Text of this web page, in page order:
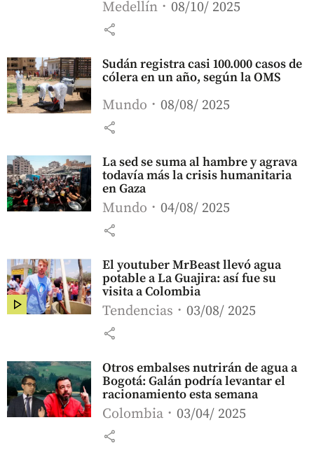
Medellín 08/10/ 2025
share
Sudán registra casi 100.000 casos de
cólera en un año, según la OMS
Mundo 08/08/ 2025
share
La sed se suma al hambre y agrava
todavía más la crisis humanitaria
en Gaza
Mundo 04/08/ 2025
share
El youtuber MrBeast llevó agua
potable a La Guajira: así fue su
visita a Colombia
Tendencias 03/08/ 2025
share
Otros embalses nutrirán de agua a
Bogotá: Galán podría levantar el
racionamiento esta semana
Colombia 03/04/ 2025
share